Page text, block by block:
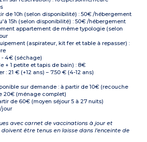
de 10h (selon disponibilité) : 50€ /hébergement
15h (selon disponibilité) : 50€ /hébergement
appartement de même typologie (selon
(aspirateur, kit fer et table à repasser) :
- 4€ (séchage)
+ 1 petite et tapis de bain) : 8€
: 21 € (+12 ans) – 7.50 € (4-12 ans)
sur demande : à partir de 10€ (recouche
20€ (ménage complet)
de 60€ (moyen séjour 5 à 27 nuits)
jour
avec carnet de vaccinations à jour et
être tenus en laisse dans l'enceinte de